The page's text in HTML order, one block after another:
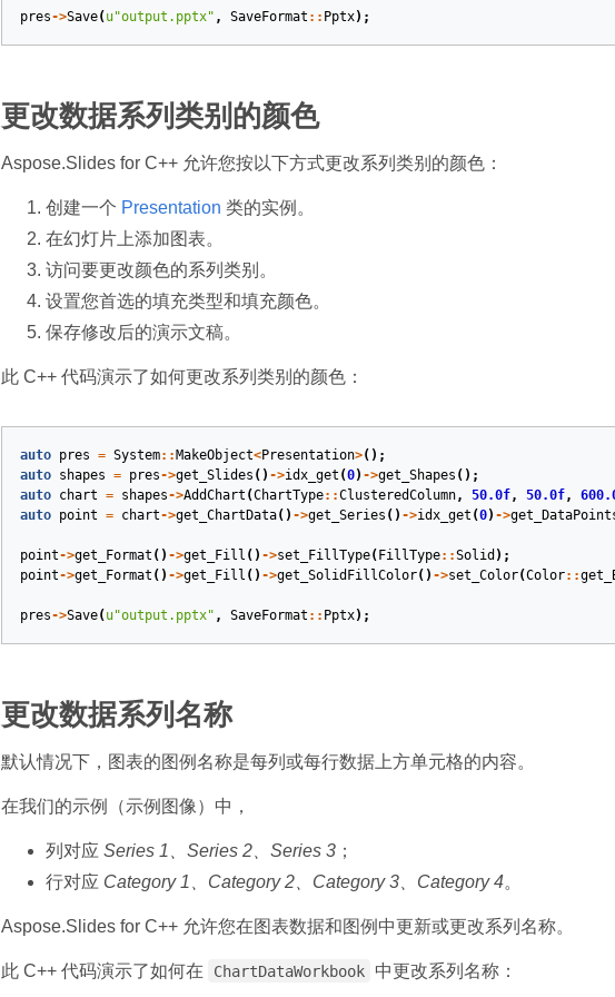
pres->Save(u"output.pptx" , SaveFormat :: Pptx);
更改数据系列类别的颜色
Aspose.Slides for C++ 允许您按以下方式更改系列类别的颜色：
创建一个 Presentation 类的实例。
在幻灯片上添加图表。
访问要更改颜色的系列类别。
设置您首选的填充类型和填充颜色。
保存修改后的演示文稿。
此 C++ 代码演示了如何更改系列类别的颜色：
auto pres = System::MakeObject<Presentation>();
auto
shapes = pres->get_Slides () ->idx_get (0) ->get_Shapes ();
auto
chart = shapes->AddChart (ChartType::ClusteredColumn, 50.0f, 50.0f,
auto
point = chart->get_ChartData() ->get_Series () ->idx_get (0) ->
point->get_Format () ->get_Fill () ->set_FillType(FillType::Solid );
point->get_Format () ->get_Fill () ->get_SolidFillColor() ->set_Color(Color::
pres->Save(u"output.pptx" , SaveFormat :: Pptx);
更改数据系列名称
默认情况下，图表的图例名称是每列或每行数据上方单元格的内容。
在我们的示例（示例图像）中，
列对应 Series 1、Series 2、Series 3；
行对应 Category 1、Category 2、Category 3、Category 4。
Aspose.Slides for C++ 允许您在图表数据和图例中更新或更改系列名称。
此 C++ 代码演示了如何在 ChartDataWorkbook 中更改系列名称：